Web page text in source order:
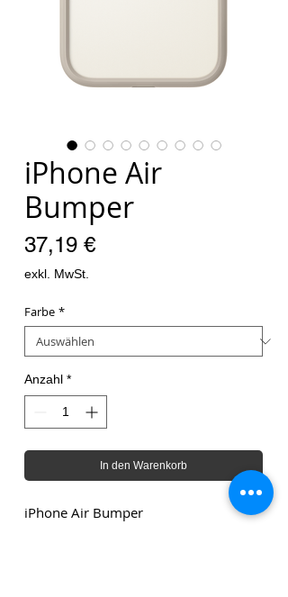
iPhone Air
Bumper
37,19 €Preis
exkl. MwSt.
Farbe *
Anzahl *
In den Warenkorb
iPhone Air Bumper